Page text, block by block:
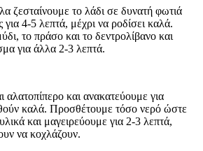
ζεσταίνουμε το λάδι σε δυνατή φωτιά
4-5 λεπτά, μέχρι να ροδίσει καλά.
το πράσο και το δεντρολίβανο και
για άλλα 2-3 λεπτά.
αλατοπίπερο και ανακατεύουμε για
καλά. Προσθέτουμε τόσο νερό ώστε
και μαγειρεύουμε για 2-3 λεπτά,
να κοχλάζουν.